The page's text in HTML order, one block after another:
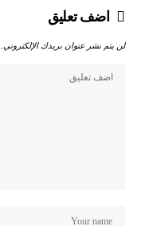
اضف تعليق
لن يتم نشر عنوان بريدك الإلكتروني.